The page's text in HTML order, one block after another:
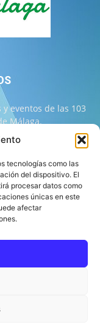
tecnologías como las
del dispositivo. El
procesar datos como
únicas en este
afectar
eventos de las 103
Málaga.